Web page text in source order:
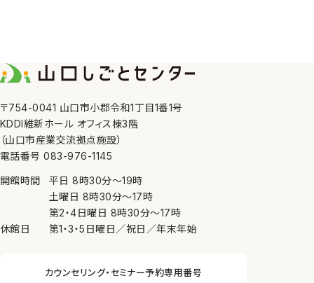
す。
6. 第三者への提供
当センターは、①利用者本人の同意がある場合、②法
令の定める場合、③人の生命、身体又は財産の保護の
の健全な育成の推進のために特に必要がある場合
（③、④については本人の同意を得ることが困難であ
るとき）を除き、個人情報を第三者に提供しません。
当センターは、個人情報の保護を図るため、内部規則
〒754-0041 山口市小郡令和1丁目1番1号
KDDI維新ホール オフィス棟3階
（山口市産業交流拠点施設）
電話番号 083-976-1145
開館時間 平日8時30分〜19時
土曜日 8時30分〜17時
第2・4日曜日 8時30分〜17時
休館日
第1・3・5日曜日／祝日／年末年始
カウンセリング・セミナー予約専用番号